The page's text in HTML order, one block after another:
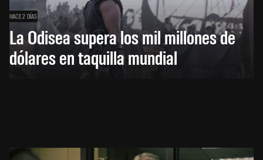
HACE 2 DÍAS
La Odisea supera los mil millones de
dólares en taquilla mundial